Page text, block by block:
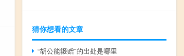
猜你想看的文章
“胡公能辍赠”的出处是哪里